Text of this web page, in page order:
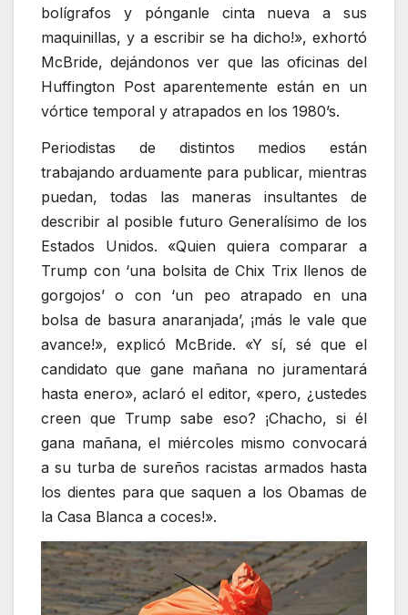
bolígrafos y pónganle cinta nueva a sus
maquinillas, y a escribir se ha dicho!», exhortó
McBride, dejándonos ver que las oficinas del
Huffington Post aparentemente están en un
vórtice temporal y atrapados en los 1980’s.
Periodistas de distintos medios están
trabajando arduamente para publicar, mientras
puedan, todas las maneras insultantes de
describir al posible futuro Generalísimo de los
Estados Unidos. «Quien quiera comparar a
Trump con ‘una bolsita de Chix Trix llenos de
gorgojos’ o con ‘un peo atrapado en una
bolsa de basura anaranjada’, ¡más le vale que
avance!», explicó McBride. «Y sí, sé que el
candidato que gane mañana no juramentará
hasta enero», aclaró el editor, «pero, ¿ustedes
creen que Trump sabe eso? ¡Chacho, si él
gana mañana, el miércoles mismo convocará
a su turba de sureños racistas armados hasta
los dientes para que saquen a los Obamas de
la Casa Blanca a coces!».